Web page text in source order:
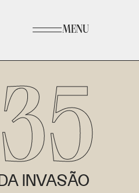
MENU
INVASÃO